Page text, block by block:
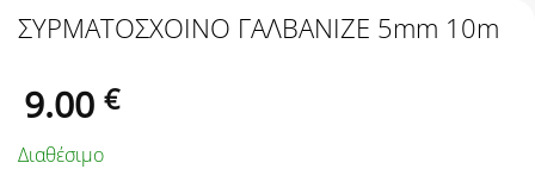
ΣΥΡΜΑΤΟΣΧΟΙΝΟ ΓΑΛΒΑΝΙΖΕ 5mm 10m
9.00 €
Διαθέσιμο